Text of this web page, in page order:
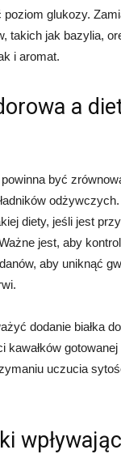
poziom glukozy.
takich jak bazylia,
i aromat.
a
być
diety, jeśli jest
jest, aby
aby uniknąć
dodanie białka
kawałków
uczucia